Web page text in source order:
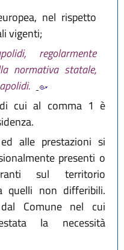
nel rispetto
vigenti;
regolarmente
normativa statale,
di cui al comma 1 è
alle prestazioni si
presenti o
sul territorio
quelli non differibili.
Comune nel cui
la necessità